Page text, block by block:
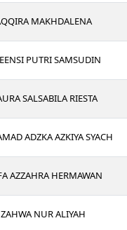
MAKHDALENA
PUTRI SAMSUDIN
SALSABILA RIESTA
ADZKA AZKIYA SYACH
AZZAHRA HERMAWAN
ZAHWA NUR ALIYAH